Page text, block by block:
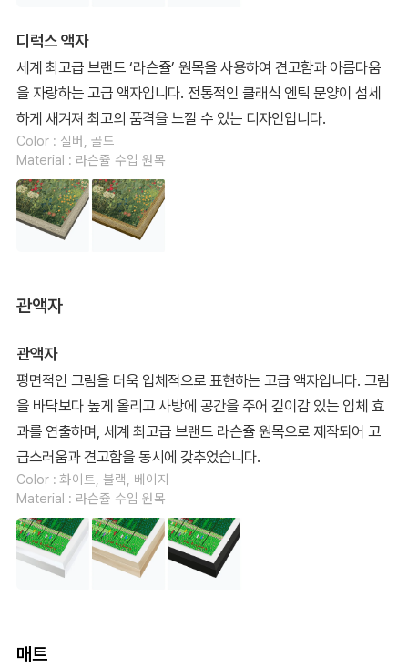
디럭스 액자
세계 최고급 브랜드 ‘라슨쥴’ 원목을 사용하여 견고함과 아름다움
을 자랑하는 고급 액자입니다. 전통적인 클래식 엔틱 문양이 섬세
하게 새겨져 최고의 품격을 느낄 수 있는 디자인입니다.
Color : 실버, 골드
Material : 라슨쥴 수입 원목
관액자
관액자
평면적인 그림을 더욱 입체적으로 표현하는 고급 액자입니다. 그림
을 바닥보다 높게 올리고 사방에 공간을 주어 깊이감 있는 입체 효
과를 연출하며, 세계 최고급 브랜드 라슨쥴 원목으로 제작되어 고
급스러움과 견고함을 동시에 갖추었습니다.
Color : 화이트, 블랙, 베이지
Material : 라슨쥴 수입 원목
매트